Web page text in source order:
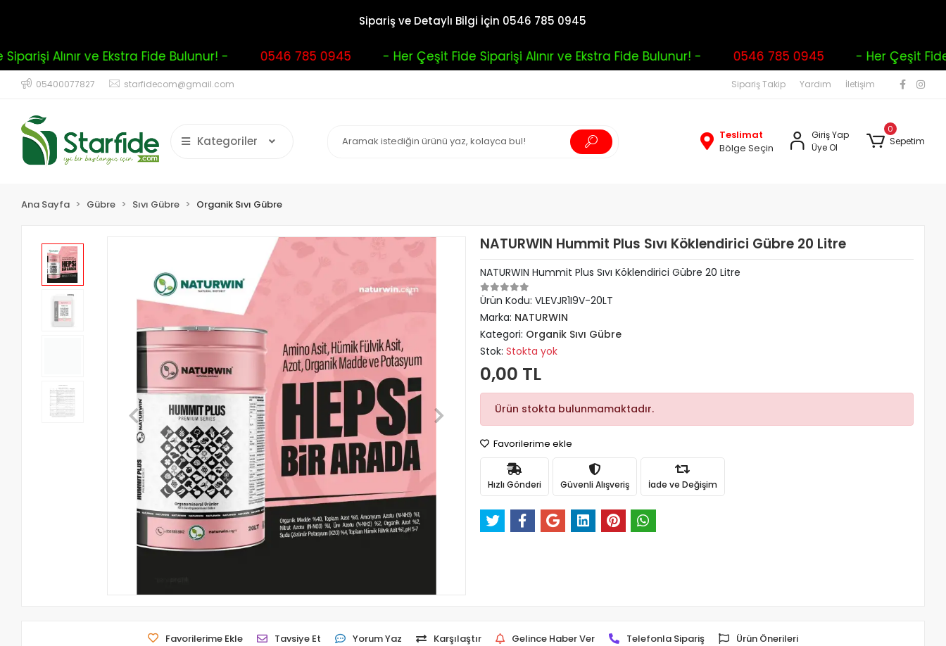
Sipariş ve Detaylı Bilgi İçin 0546 785 0945
Alınır ve Ekstra Fide Bulunur! - 0546 785 0945 - Her Çeşit Fide Siparişi Alınır ve Ekstra Fide Bulunur! - 0546 785 0945 - Her Çeşit Fide
05400077827 starfidecom@gmail.com Sipariş Takip Yardım İletişim
Kategoriler
Teslimat
Bölge Seçin
Giriş Yap
Üye Ol
0
Sepetim
Ana Sayfa Gübre Sıvı Gübre Organik Sıvı Gübre
NATURWIN Hummit Plus Sıvı Köklendirici Gübre 20 Litre
NATURWIN Hummit Plus Sıvı Köklendirici Gübre 20 Litre
Ürün Kodu: VLEVJR1I9V-20LT
Marka: NATURWIN
Kategori: Organik Sıvı Gübre
Stok: Stokta yok
0,00 TL
Ürün stokta bulunmamaktadır.
Favorilerime ekle
Hızlı Gönderi Güvenli Alışveriş İade ve Değişim
Favorilerime Ekle Tavsiye Et Yorum Yaz Karşılaştır Gelince Haber Ver Telefonla Sipariş Ürün Önerileri